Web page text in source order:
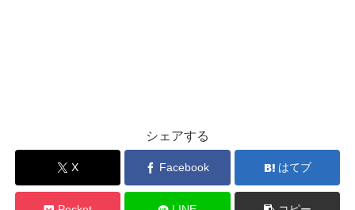
シェアする
X Facebook はてブ